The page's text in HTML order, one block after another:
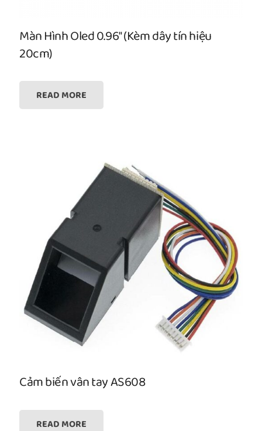
Màn Hình Oled 0.96″ (Kèm dây tín hiệu
20cm)
READ MORE
Cảm biến vân tay AS608
READ MORE